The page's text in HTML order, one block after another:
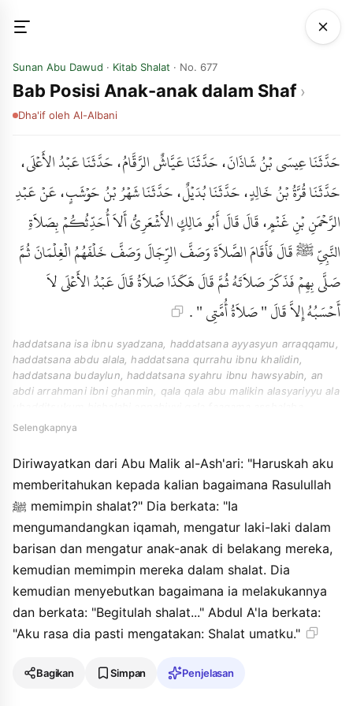
Sunan Abu Dawud · Kitab Shalat · No. 677
Bab Posisi Anak-anak dalam Shaf
Dha'if oleh Al-Albani
حَدَّثَنَا عِيسَى بْنُ شَاذَانَ، حَدَّثَنَا عَيَّاشٌ الرَّقَّامُ، حَدَّثَنَا عَبْدُ الأَعْلَى،
حَدَّثَنَا قُرَّةُ بْنُ خَالِدٍ، حَدَّثَنَا بُدَيْلٌ، حَدَّثَنَا شَهْرُ بْنُ حَوْشَبٍ، عَنْ عَبْدِ
الرَّحْمَنِ بْنِ غَنْمٍ، قَالَ قَالَ أَبُو مَالِكٍ الأَشْعَرِيُّ أَلاَ أُحَدِّثُكُمْ بِصَلاَةِ
النَّبِيِّ ﷺ قَالَ فَأَقَامَ الصَّلاَةَ وَصَفَّ الرِّجَالَ وَصَفَّ خَلْفَهُمُ الْغِلْمَانَ ثُمَّ
صَلَّى بِهِمْ فَذَكَرَ صَلاَتَهُ ثُمَّ قَالَ هَكَذَا صَلاَةُ قَالَ عَبْدُ الأَعْلَى لاَ
أَحْسَبُهُ إِلاَّ قَالَ " صَلاَةُ أُمَّتِي " .
haddatsana isa ibnu syadzana, haddatsana ayyasyun arraqqamu,
haddatsana abdu alala, haddatsana qurrahu ibnu khalidin,
haddatsana budaylun, haddatsana syahru ibnu hawsyabin, an
abdi arrahmani ibni ghanmin, qala qala abu malikin alasyariyyu ala
washaffa arrijala washaffa khalfahumu alghilmana tsumma shalla
Selengkapnya
Diriwayatkan dari Abu Malik al-Ash'ari: "Haruskah aku
memberitahukan kepada kalian bagaimana Rasulullah
ﷺ memimpin shalat?" Dia berkata: "Ia
mengumandangkan iqamah, mengatur laki-laki dalam
barisan dan mengatur anak-anak di belakang mereka,
kemudian memimpin mereka dalam shalat. Dia
kemudian menyebutkan bagaimana ia melakukannya
dan berkata: "Begitulah shalat..." Abdul A'la berkata:
"Aku rasa dia pasti mengatakan: Shalat umatku."
Bagikan Simpan Penjelasan